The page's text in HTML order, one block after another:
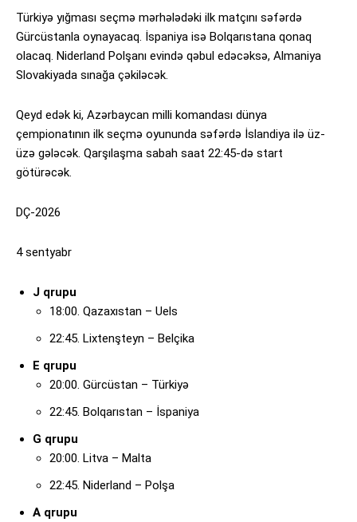
Türkiyə yığması seçmə mərhələdəki ilk matçını səfərdə
Gürcüstanla oynayacaq. İspaniya isə Bolqarıstana qonaq
olacaq. Niderland Polşanı evində qəbul edəcəksə, Almaniya
Slovakiyada sınağa çəkiləcək.
Qeyd edək ki, Azərbaycan milli komandası dünya
çempionatının ilk seçmə oyununda səfərdə İslandiya ilə üz-
üzə gələcək. Qarşılaşma sabah saat 22:45-də start
götürəcək.
DÇ-2026
4 sentyabr
J qrupu
18:00. Qazaxıstan – Uels
22:45. Lixtenşteyn – Belçika
E qrupu
20:00. Gürcüstan – Türkiyə
22:45. Bolqarıstan – İspaniya
G qrupu
20:00. Litva – Malta
22:45. Niderland – Polşa
A qrupu